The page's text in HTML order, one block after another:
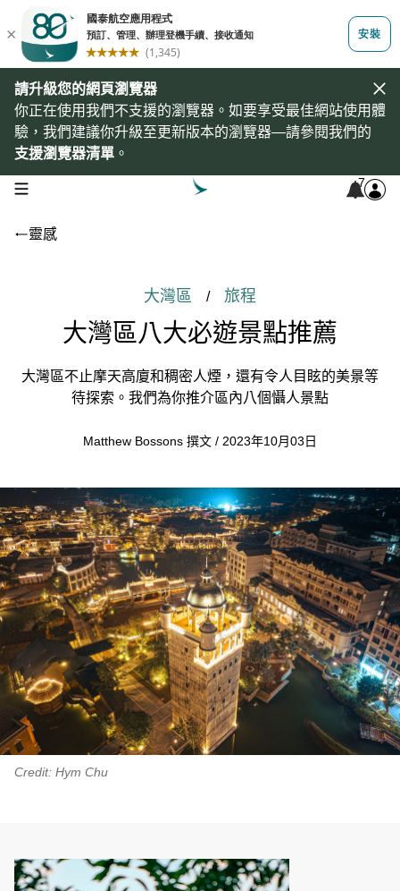
請升級您的網頁瀏覽器
你正在使用我們不支援的瀏覽器。如要享受最佳網站使用體
驗，我們建議你升級至更新版本的瀏覽器—請參閱我們的
支援瀏覽器清單 。
open navigation menu 7
靈感
大灣區 / 旅程
大灣區八大必遊景點推薦
大灣區不止摩天高廈和稠密人煙，還有令人目眩的美景等
待探索。我們為你推介區內八個懾人景點
Matthew Bossons 撰文 / 2023年10月03日
Credit: Hym Chu